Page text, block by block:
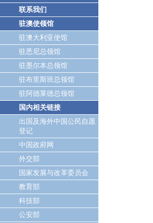
联系我们
驻澳使领馆
驻澳大利亚使馆
驻悉尼总领馆
驻墨尔本总领馆
驻布里斯班总领馆
驻阿德莱德总领馆
国内相关链接
出国及海外中国公民自愿
登记
中国政府网
外交部
国家发展与改革委员会
教育部
科技部
公安部